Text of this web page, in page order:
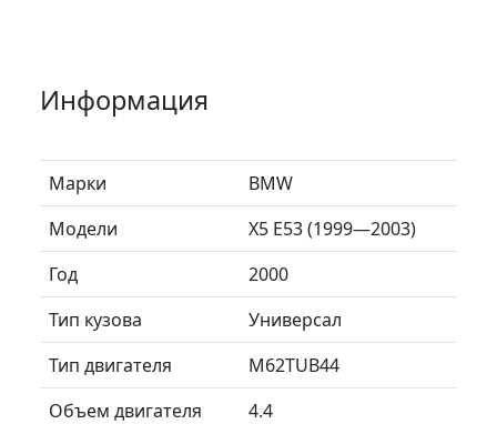
Информация
Марки
BMW
Модели
X5 E53 (1999—2003)
Год
2000
Тип кузова
Универсал
Тип двигателя
M62TUB44
Объем двигателя
4.4